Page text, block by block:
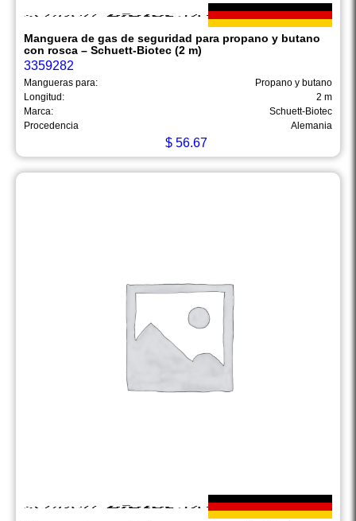
Manguera de gas de seguridad para propano y butano
con rosca – Schuett-Biotec (2 m)
3359282
Mangueras para:
Propano y butano
Longitud:
2 m
Marca:
Schuett-Biotec
Procedencia
Alemania
$56.67